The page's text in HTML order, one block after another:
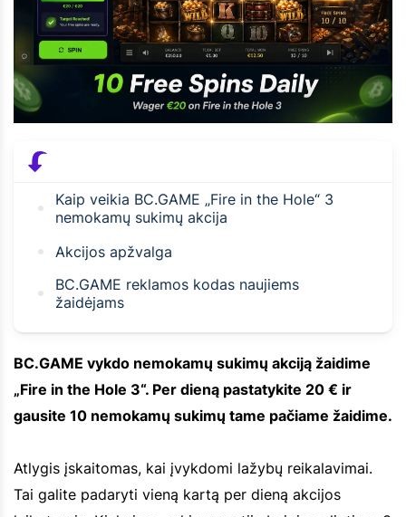
Kaip veikia BC.GAME „Fire in the Hole“ 3
nemokamų sukimų akcija
Akcijos apžvalga
BC.GAME reklamos kodas naujiems
žaidėjams
BC.GAME vykdo nemokamų sukimų akciją žaidime
„Fire in the Hole 3“. Per dieną pastatykite 20 € ir
gausite 10 nemokamų sukimų tame pačiame žaidime.
Atlygis įskaitomas, kai įvykdomi lažybų reikalavimai.
Tai galite padaryti vieną kartą per dieną akcijos